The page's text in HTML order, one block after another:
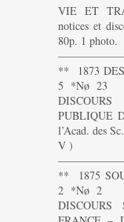
VIE ET
notices et
80p. 1 photo.
** 1873
5 *Nø 23
PUBLIQUE
l’Acad. des
V )
** 1875
2 *Nø 2